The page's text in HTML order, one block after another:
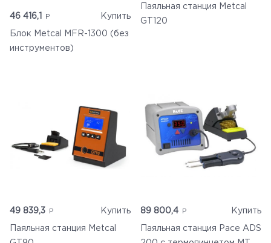
46 416,1 Купить
Блок Metcal MFR-1300 (без
инструментов)
Паяльная станция Metcal
GT120
49 839,3 Купить
Паяльная станция Metcal
89 800,4 Купить
Паяльная станция Pace ADS